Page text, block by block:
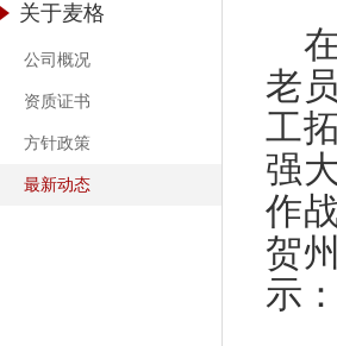
关于麦格
公司概况
资质证书
方针政策
最新动态
老
工
强
作
贺
示：